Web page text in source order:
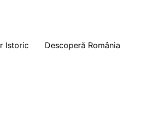
Istoric Descoperă România